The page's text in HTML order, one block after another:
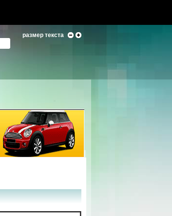
размер текста